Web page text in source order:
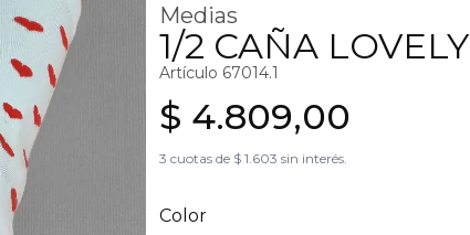
Medias
1/2 CAÑA LOVELY
Artículo 67014.1
$ 4.809,00
3 cuotas de $ 1.603 sin interés.
Color